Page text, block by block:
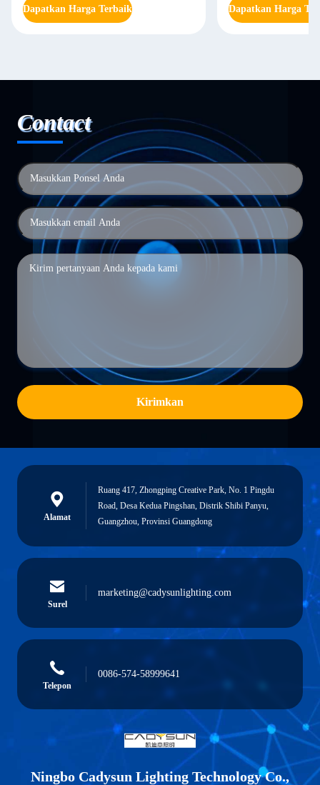
Dapatkan Harga Terbaik Dapatkan Harga
Contact
Kirimkan
Alamat
Ruang 417, Zhongping Creative Park, No. 1 Pingdu
Road, Desa Kedua Pingshan, Distrik Shibi Panyu,
Guangzhou, Provinsi Guangdong
Surel
marketing@cadysunlighting.com
Telepon
0086-574-58999641
Ningbo Cadysun Lighting Technology Co.,